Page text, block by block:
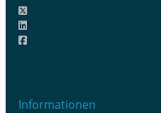
Informationen